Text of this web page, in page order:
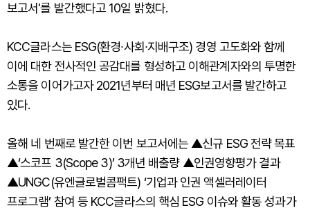
보고서'를 발간했다고 10일 밝혔다.
KCC글라스는 ESG(환경∙사회∙지배구조) 경영 고도화와 함께
이에 대한 전사적인 공감대를 형성하고 이해관계자와의 투명한
소통을 이어가고자 2021년부터 매년 ESG보고서를 발간하고
있다.
올해 네 번째로 발간한 이번 보고서에는 ▲신규 ESG 전략 목표
▲‘스코프 3(Scope 3)’ 3개년 배출량 ▲인권영향평가 결과
▲UNGC(유엔글로벌콤팩트) ‘기업과 인권 액셀러레이터
프로그램’ 참여 등 KCC글라스의 핵심 ESG 이슈와 활동 성과가